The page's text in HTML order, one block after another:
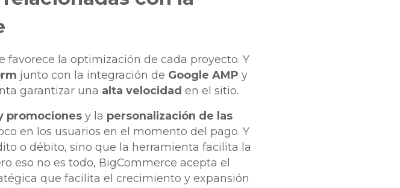
la optimización de cada proyecto. Y
junto con la integración de Google AMP y
garantizar una alta velocidad en el sitio.
promociones y la personalización de las
en los usuarios en el momento del pago. Y
o débito, sino que la herramienta facilita la
eso no es todo, BigCommerce acepta el
que facilita el crecimiento y expansión